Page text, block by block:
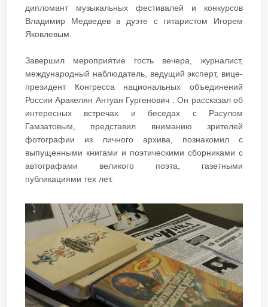
дипломант музыкальных фестивалей и конкурсов
Владимир Медведев в дуэте с гитаристом Игорем
Яковлевым.
Завершил мероприятие гость вечера, журналист,
международный наблюдатель, ведущий эксперт, вице-
президент Конгресса национальных объединений
России Аракелян Антуан Гургенович . Он рассказал об
интересных встречах и беседах с Расулом
Гамзатовым, представил вниманию зрителей
фотографии из личного архива, познакомил с
выпущенными книгами и поэтическими сборниками с
автографами великого поэта, газетными
публикациями тех лет.​​​